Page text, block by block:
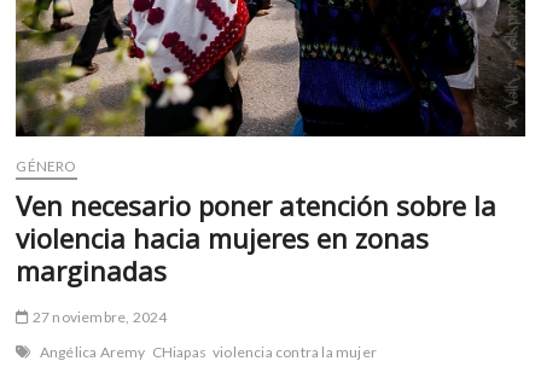
GÉNERO
Ven necesario poner atención sobre la
violencia hacia mujeres en zonas
marginadas
27 noviembre, 2024
Angélica Aremy CHiapas violencia contra la mujer